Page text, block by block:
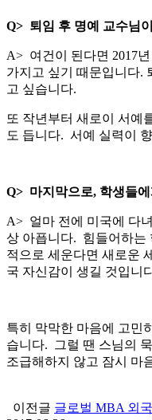
Q> 퇴임 후 명예 교수님
A> 여건이 된다면 2017
가지고 싶기 때문입니다.
고 싶습니다.
또 작년부터 새로이 서예
도 듭니다. 서예 실력이
Q> 마지막으로, 학생들
A> 얼마 전에 미국에 다
상 아픕니다. 힘들어하는
적으로 세운다면 새로운
국 자신감이 생길 것입니
특히 막막한 마음에 고민
습니다. 그럴 땐 스님의
조급해하지 않고 잠시 마
이전글 글로벌 MBA 외